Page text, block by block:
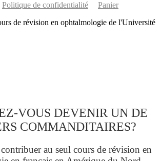
Politique de confidentialité
Panier
de révision en ophtalmologie de l'Université
VOUS DEVENIR UN DE
COMMANDITAIRES?
au seul cours de révision en